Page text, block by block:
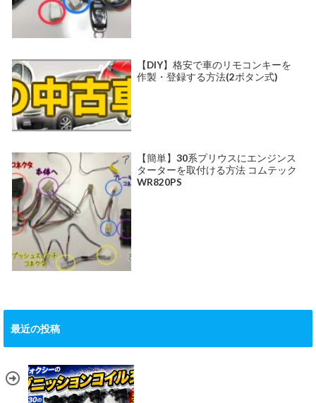
【DIY】格安で車のリモコンキーを
作製・登録する方法(2ボタン式)
【簡単】30系プリウスにエンジンス
ターターを取付ける方法 コムテック
WR820PS
最近の投稿